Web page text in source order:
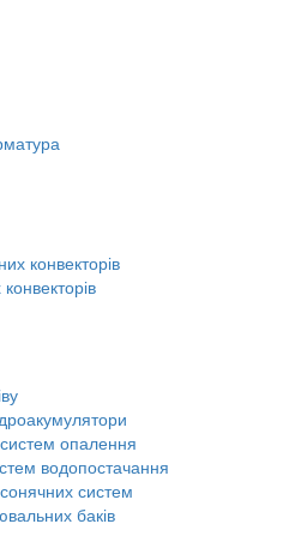
конвекторів
опалення
водопостачання
систем
баків